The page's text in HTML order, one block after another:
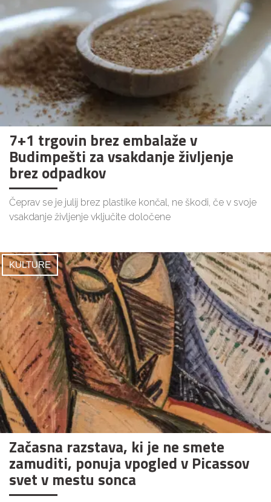
7+1 trgovin brez embalaže v
Budimpešti za vsakdanje življenje
brez odpadkov
Čeprav se je julij brez plastike končal, ne škodi, če v svoje
vsakdanje življenje vključite določene
KULTURE
Začasna razstava, ki je ne smete
zamuditi, ponuja vpogled v Picassov
svet v mestu sonca